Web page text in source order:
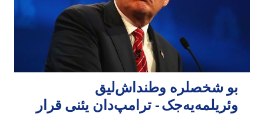
بو شخصلره وطنداش‌لیق
وئریلمه‌یه‌جک - ترامپ‌دان یئنی قرار